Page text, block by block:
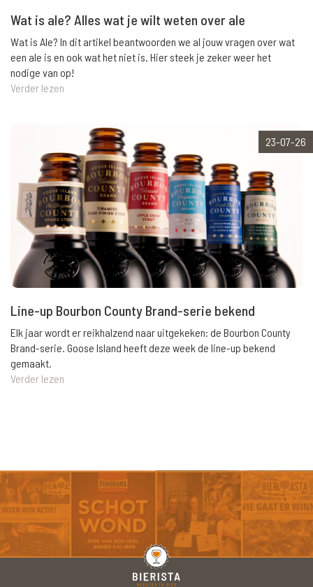
Wat is ale? Alles wat je wilt weten over ale
Wat is Ale? In dit artikel beantwoorden we al jouw vragen over wat
een ale is en ook wat het niet is. Hier steek je zeker weer het
nodige van op!
Verder lezen
23-07-26
Line-up Bourbon County Brand-serie bekend
Elk jaar wordt er reikhalzend naar uitgekeken: de Bourbon County
Brand-serie. Goose Island heeft deze week de line-up bekend
gemaakt.
Verder lezen